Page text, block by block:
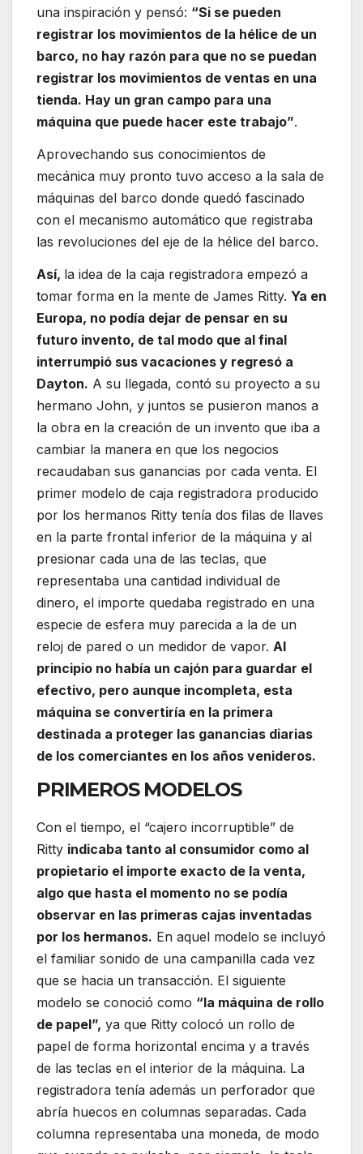
una inspiración y pensó: “Si se pueden
registrar los movimientos de la hélice de un
barco, no hay razón para que no se puedan
registrar los movimientos de ventas en una
tienda. Hay un gran campo para una
máquina que puede hacer este trabajo”.
Aprovechando sus conocimientos de
mecánica muy pronto tuvo acceso a la sala de
máquinas del barco donde quedó fascinado
con el mecanismo automático que registraba
las revoluciones del eje de la hélice del barco.
Así, la idea de la caja registradora empezó a
tomar forma en la mente de James Ritty. Ya en
Europa, no podía dejar de pensar en su
futuro invento, de tal modo que al final
interrumpió sus vacaciones y regresó a
Dayton. A su llegada, contó su proyecto a su
hermano John, y juntos se pusieron manos a
la obra en la creación de un invento que iba a
cambiar la manera en que los negocios
recaudaban sus ganancias por cada venta. El
primer modelo de caja registradora producido
por los hermanos Ritty tenía dos filas de llaves
en la parte frontal inferior de la máquina y al
presionar cada una de las teclas, que
representaba una cantidad individual de
dinero, el importe quedaba registrado en una
especie de esfera muy parecida a la de un
reloj de pared o un medidor de vapor. Al
principio no había un cajón para guardar el
efectivo, pero aunque incompleta, esta
máquina se convertiría en la primera
destinada a proteger las ganancias diarias
de los comerciantes en los años venideros.
PRIMEROS MODELOS
Con el tiempo, el “cajero incorruptible” de
Ritty indicaba tanto al consumidor como al
propietario el importe exacto de la venta,
algo que hasta el momento no se podía
observar en las primeras cajas inventadas
por los hermanos. En aquel modelo se incluyó
el familiar sonido de una campanilla cada vez
que se hacia un transacción. El siguiente
modelo se conoció como “la máquina de rollo
de papel”, ya que Ritty colocó un rollo de
papel de forma horizontal encima y a través
de las teclas en el interior de la máquina. La
registradora tenía además un perforador que
abría huecos en columnas separadas. Cada
columna representaba una moneda, de modo